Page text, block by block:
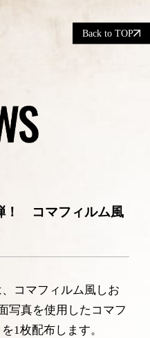
Back to TOP
！ コマフィルム風
コマフィルム風しお
写真を使用したコマフ
1枚配布します。